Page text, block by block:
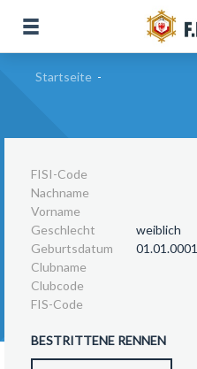
Startseite -
FISI-Code
Nachname
Vorname
Geschlecht
weiblich
Geburtsdatum
01.01.0001
Clubname
Clubcode
FIS-Code
BESTRITTENE RENNEN